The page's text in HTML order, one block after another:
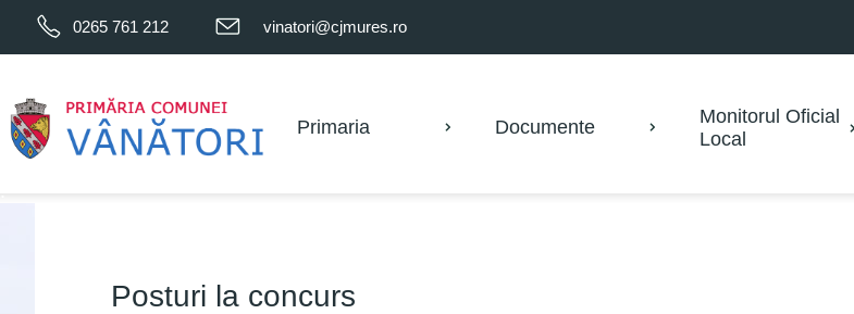
0265 761 212 vinatori@cjmures.ro
Primaria Documente
Monitorul Oficial
Local
Posturi la concurs